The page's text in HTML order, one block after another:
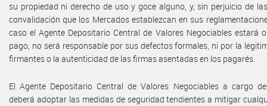
su propiedad ni derecho de uso y goce alguno, y, sin perjuicio de
convalidación que los Mercados establezcan en sus
caso el Agente Depositario Central de Valores Negociables estará
pago, no será responsable por sus defectos formales, ni por la
firmantes o la autenticidad de las firmas asentadas en los pagarés.
El Agente Depositario Central de Valores Negociables a cargo
deberá adoptar las medidas de seguridad tendientes a mitigar